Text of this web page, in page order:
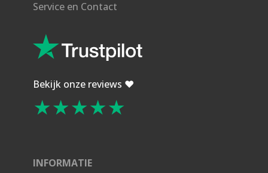
Service en Contact
Bekijk onze reviews ❤️
★★★★★
INFORMATIE